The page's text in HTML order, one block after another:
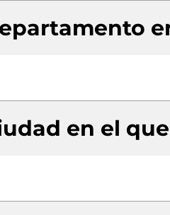
en el